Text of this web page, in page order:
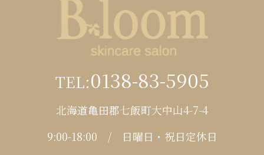
TEL:0138-83-5905
北海道亀田郡七飯町大中山4-7-4
9:00-18:00 / 日曜日・祝日定休日